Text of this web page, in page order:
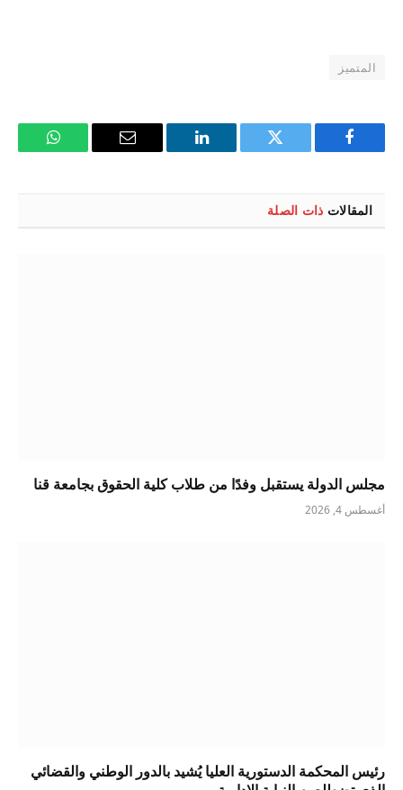
المتميز
فيسبوك تويتر لينكدإن
البريد
واتساب
المقالات ذات الصلة
مجلس الدولة يستقبل وفدًا من طلاب كلية الحقوق بجامعة قنا
أغسطس 4, 2026
رئيس المحكمة الدستورية العليا يُشيد بالدور الوطني والقضائي